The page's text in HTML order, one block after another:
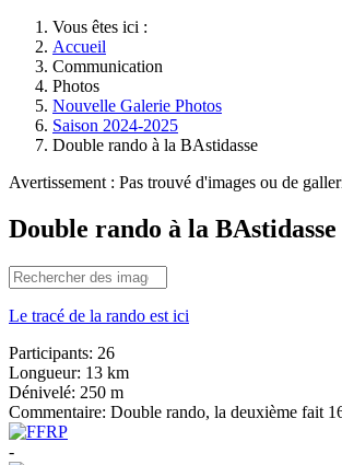
Vous êtes ici :
Accueil
Communication
Photos
Nouvelle Galerie Photos
Saison 2024-2025
Double rando à la BAstidasse
Avertissement : Pas trouvé d'images ou de
Double rando à la BAstidasse
Le tracé de la rando est ici
Participants: 26
Longueur: 13 km
Dénivelé: 250 m
Commentaire: Double rando, la deuxième fait
-